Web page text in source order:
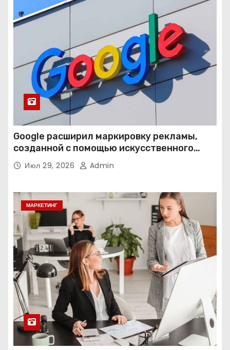
Google расширил маркировку рекламы,
созданной с помощью искусственного
интеллекта
Июл 29, 2026 Admin
МАРКЕТИНГ